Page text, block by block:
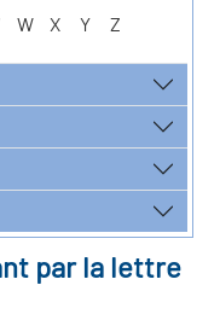
W X Y Z
par la lettre